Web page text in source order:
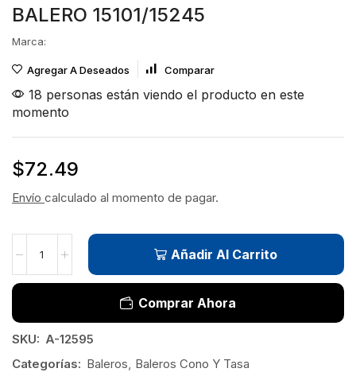
BALERO 15101/15245
Marca:
Agregar A Deseados Comparar
18 personas están viendo el producto en este
momento
$72.49
Envío calculado al momento de pagar.
Añadir Al Carrito
Comprar Ahora
SKU: A-12595
Categorías: Baleros, Baleros Cono Y Tasa